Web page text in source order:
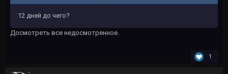
12 дней до чего?
Досмотреть все недосмотренное.
1